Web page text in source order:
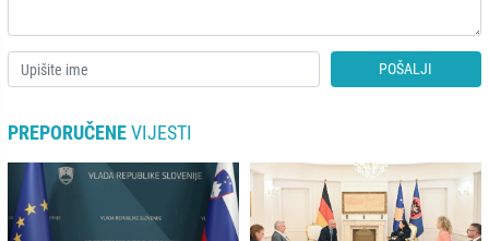
POŠALJI
PREPORUČENEVIJESTI